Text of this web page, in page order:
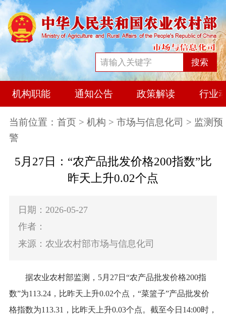
搜索
机构职能 通知公告 政策解读 行业
当前位置： 首页 > 机构 > 市场与信息化司 > 监测预
警
5月27日：“农产品批发价格200指数”比
昨天上升0.02个点
日期：2026-05-27
作者：
来源：农业农村部市场与信息化司
据农业农村部监测， 5月27日 “农产品批发价格200指
数”为113.24，比昨天上升0.02个点， “菜篮子”产品批发价
格指数为113.31，比昨天上升0.03个点。截至今日14:00时，